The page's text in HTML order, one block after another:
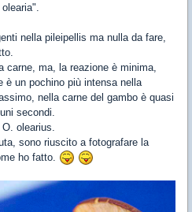
nella pileipellis ma nulla da fare,
carne, ma, la reazione è minima,
è un pochino più intensa nella
nella carne del gambo è quasi
secondi.
olearius.
sono riuscito a fotografare la
ho fatto.